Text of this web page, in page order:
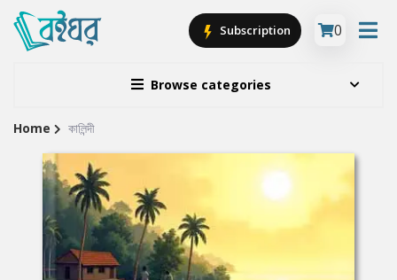
Browse categories
Subscription 0
Site
Breadcrumb
Home কালিন্দী